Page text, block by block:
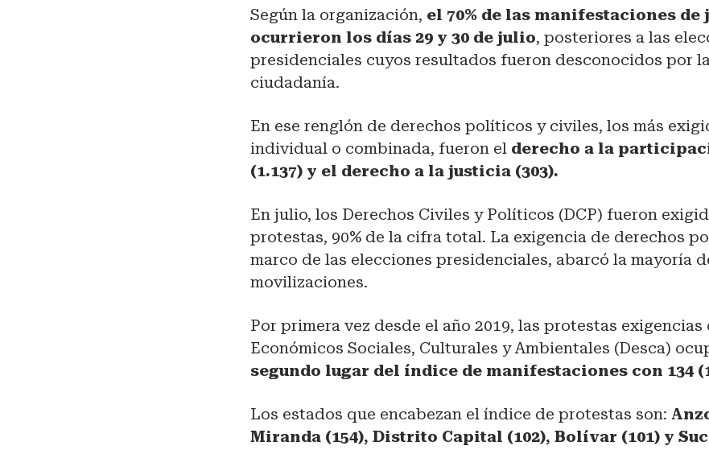
Según la organización, el 70% de las manifestaciones de
ocurrieron los días 29 y 30 de julio, posteriores a las
presidenciales cuyos resultados fueron desconocidos por
ciudadanía.
En ese renglón de derechos políticos y civiles, los más
individual o combinada, fueron el derecho a la
(1.137) y el derecho a la justicia (303).
En julio, los Derechos Civiles y Políticos (DCP) fueron
protestas, 90% de la cifra total. La exigencia de derechos
marco de las elecciones presidenciales, abarcó la mayoría
movilizaciones.
Por primera vez desde el año 2019, las protestas exigencias
Económicos Sociales, Culturales y Ambientales (Desca)
segundo lugar del índice de manifestaciones con 134
Los estados que encabezan el índice de protestas son:
Miranda (154), Distrito Capital (102), Bolívar (101) y